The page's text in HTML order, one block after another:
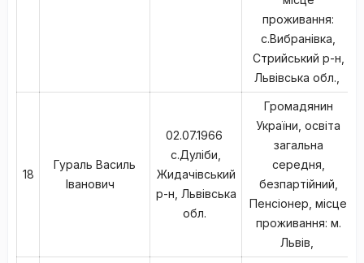
проживання:
с.Вибранівка,
Стрийський р-н,
Львівська обл.,
18
Гураль Василь
Іванович
02.07.1966
с.Дуліби,
Жидачівський
р-н, Львівська
обл.
Громадянин
України, освіта
загальна
середня,
безпартійний,
Пенсіонер, місце
проживання: м.
Львів,